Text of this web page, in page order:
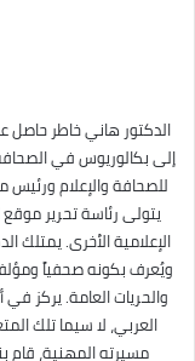
الدكتور هاني خاطر حاصل
إلى بكالوريوس في
للصحافة والإعلام ورئيس
يتولى رئاسة تحرير موقع
الإعلامية الأخرى. يمتلك
ويُعرف بكونه صحفياً
والحريات العامة. يركز في
العربي، لا سيما تلك
مسيرته المهنية، قام